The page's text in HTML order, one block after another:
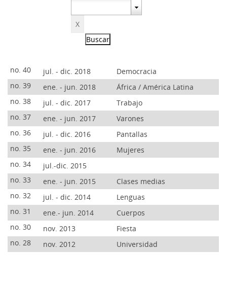
no. 40 jul. - dic. 2018
Democracia
no. 39
ene. - jun. 2018
África / América Latina
no. 38
jul. - dic. 2017
Trabajo
no. 37
ene. - jun. 2017
Varones
no. 36
jul. - dic. 2016
Pantallas
no. 35
ene. - jun. 2016
Mujeres
no. 34
jul.-dic. 2015
no. 33
ene. - jun. 2015
Clases medias
no. 32
jul. - dic. 2014
Lenguas
no. 31
ene.- jun. 2014
Cuerpos
no. 30
nov. 2013
Fiesta
no. 28
nov. 2012 Universidad